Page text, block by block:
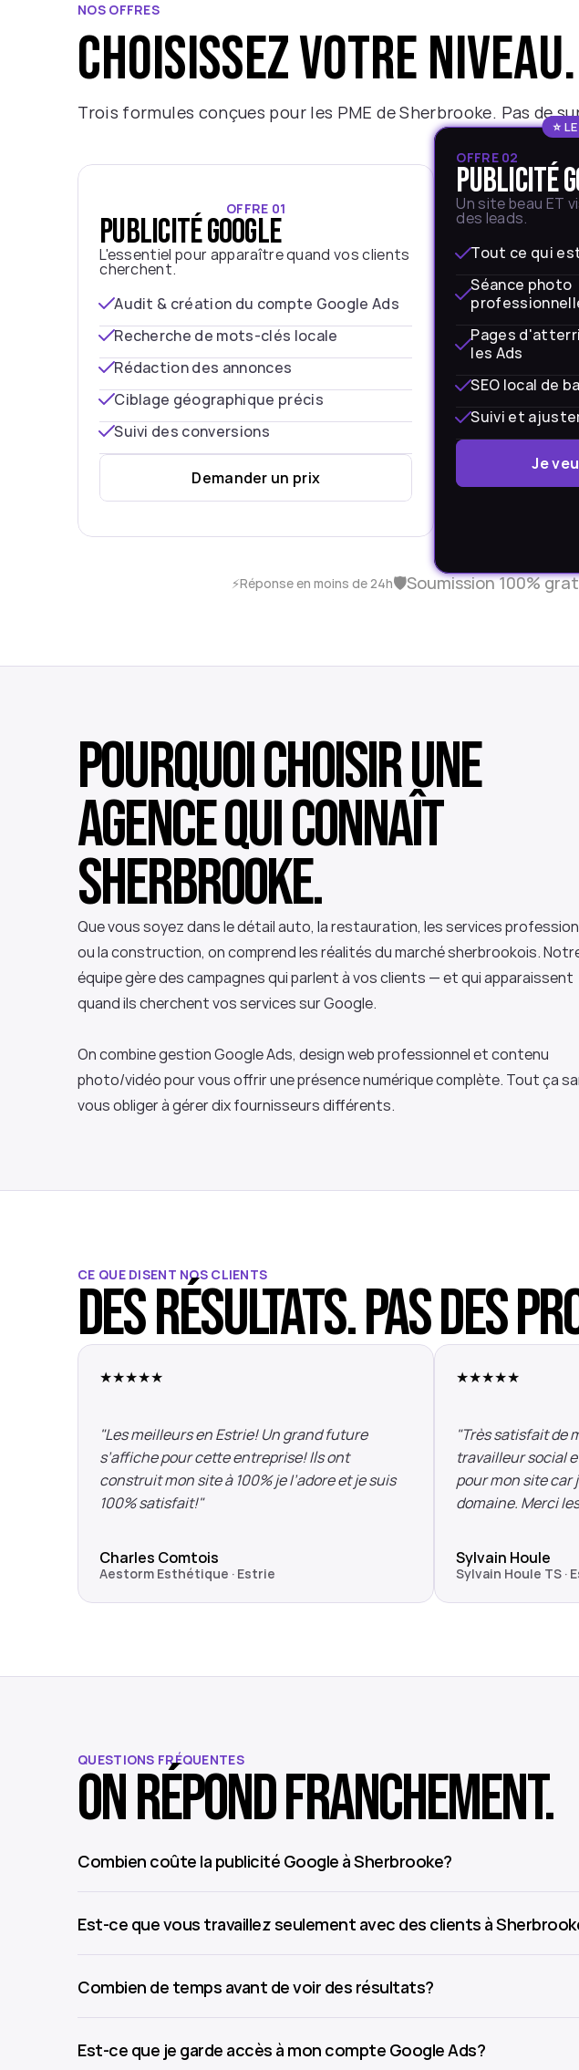
NOS OFFRES
choisissez votre niveau.
Trois formules conçues pour les PME de Sherbrooke. Pas de
OFFRE 01
Publicité Google
L'essentiel pour apparaître quand vos clients
cherchent.
Audit & création du compte Google Ads
Recherche de mots-clés locale
Rédaction des annonces
Ciblage géographique précis
Suivi des conversions
Demander un prix
⭐
OFFRE 02
Publicité
Un site beau ET
des leads.
Tout ce qui
Séance photo
Pages
les Ads
SEO local de
Suivi et
Je
⚡Réponse en moins de 24h🛡️Soumission 100%
Pourquoi choisir une
agence qui connaît
Sherbrooke.
Que vous soyez dans le détail auto, la restauration, les services
ou la construction, on comprend les réalités du marché sherbrookois.
équipe gère des campagnes qui parlent à vos clients — et qui apparaissent
quand ils cherchent vos services sur Google.
On combine gestion Google Ads, design web professionnel et contenu
photo/vidéo pour vous offrir une présence numérique complète. Tout ça
vous obliger à gérer dix fournisseurs différents.
CE QUE DISENT NOS CLIENTS
Des résultats. Pas des
★★★★★
"Les meilleurs en Estrie! Un grand future
s’affiche pour cette entreprise! Ils ont
construit mon site à 100% je l’adore et je suis
100% satisfait!"
Charles Comtois
Aestorm Esthétique · Estrie
★★★★★
"Très satisfait de
travailleur social
pour mon site car
domaine. Merci
Sylvain Houle
Sylvain Houle TS ·
QUESTIONS FRÉQUENTES
On répond franchement.
Combien coûte la publicité Google à Sherbrooke?
Est-ce que vous travaillez seulement avec des clients à
Combien de temps avant de voir des résultats?
Est-ce que je garde accès à mon compte Google Ads?